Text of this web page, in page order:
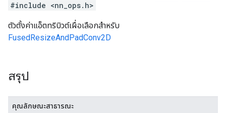
#include <nn_ops.h>
ตัวตั้งค่าแอ็ตทริบิวต์เผื่อเลือกสำหรับ
FusedResizeAndPadConv2D
สรุป
คุณลักษณะสาธารณะ